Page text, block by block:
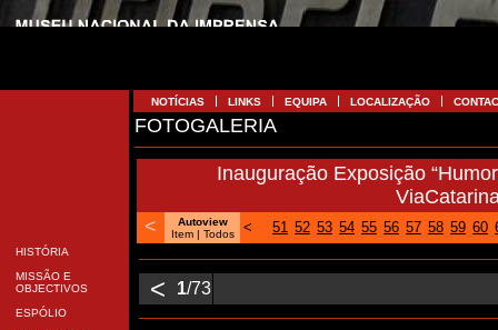
HISTÓRIA
MISSÃO E
OBJECTIVOS
ESPÓLIO
NOTÍCIAS LINKS EQUIPA LOCALIZAÇÃO
FOTOGALERIA
Inauguração Exposição
<
Autoview
Item| Todos < 51 52 53 54 55 56 57 58 59 60
< 1/73